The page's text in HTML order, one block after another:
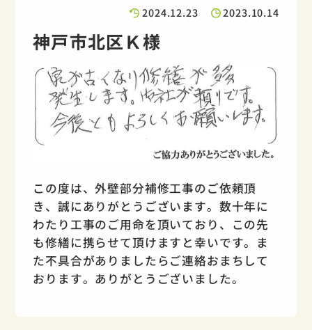
2024.12.23
2023.10.14
神戸市北区Ｋ様
この度は、外壁部分補修工事のご依頼頂
き、誠にありがとうございます。数十年に
わたり工事のご用命を頂いており、この先
も修繕に携らせて頂けますと幸いです。ま
た不具合がありましたらご連絡おまちして
おります。ありがとうございました。